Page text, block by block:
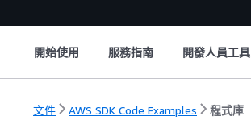
開始使用 服務指南 開發人員工具
文件 AWS SDK Code Examples 程式庫